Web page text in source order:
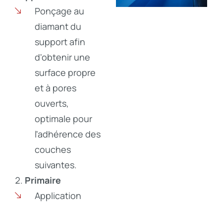
Ponçage au
diamant du
support afin
d'obtenir une
surface propre
et à pores
ouverts,
optimale pour
l'adhérence des
couches
suivantes.
Primaire
Application